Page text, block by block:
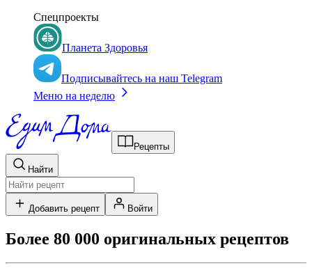
Спецпроекты
Планета Здоровья
Подписывайтесь на наш Telegram
Меню на неделю
Рецепты
Найти
Добавить рецепт Войти
Более 80 000 оригинальных рецептов